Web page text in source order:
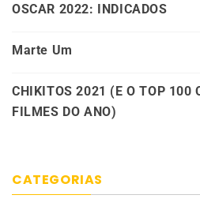
OSCAR 2022: INDICADOS
Marte Um
CHIKITOS 2021 (E O TOP 100
FILMES DO ANO)
CATEGORIAS